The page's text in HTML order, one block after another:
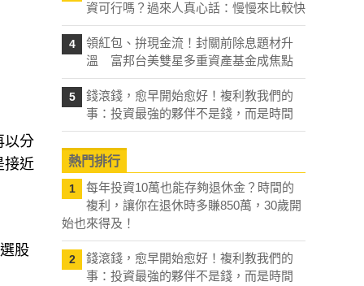
以分
接近
股
資可行嗎？過來人真心話：慢慢來比較快
4
領紅包、拚現金流！封關前除息題材升
溫 富邦台美雙星多重資產基金成焦點
5
錢滾錢，愈早開始愈好！複利教我們的
事：投資最強的夥伴不是錢，而是時間
熱門排行
1
每年投資10萬也能存夠退休金？時間的
複利，讓你在退休時多賺850萬，30歲開
始也來得及！
2
錢滾錢，愈早開始愈好！複利教我們的
事：投資最強的夥伴不是錢，而是時間